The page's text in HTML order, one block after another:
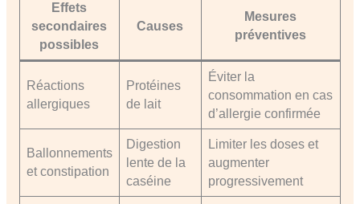
Effets
secondaires
possibles
Causes
Mesures
préventives
Réactions
allergiques
Protéines
de lait
Éviter la
consommation en cas
d’allergie confirmée
Ballonnements
et constipation
Digestion
lente de la
caséine
Limiter les doses et
augmenter
progressivement